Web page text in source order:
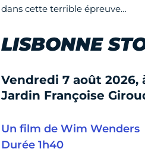
dans cette terrible épreuve…
LISBONNE
Vendredi 7 août
Jardin Françoise
Un film de Wim Wenders
Durée 1h40